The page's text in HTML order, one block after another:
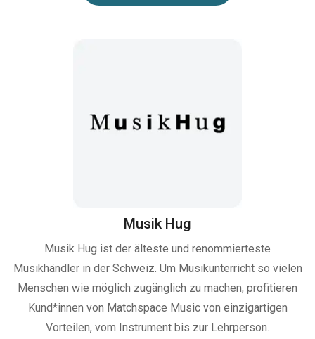
Musik Hug
Musik Hug ist der älteste und renommierteste
Musikhändler in der Schweiz. Um Musikunterricht so vielen
Menschen wie möglich zugänglich zu machen, profitieren
Kund*innen von Matchspace Music von einzigartigen
Vorteilen, vom Instrument bis zur Lehrperson.